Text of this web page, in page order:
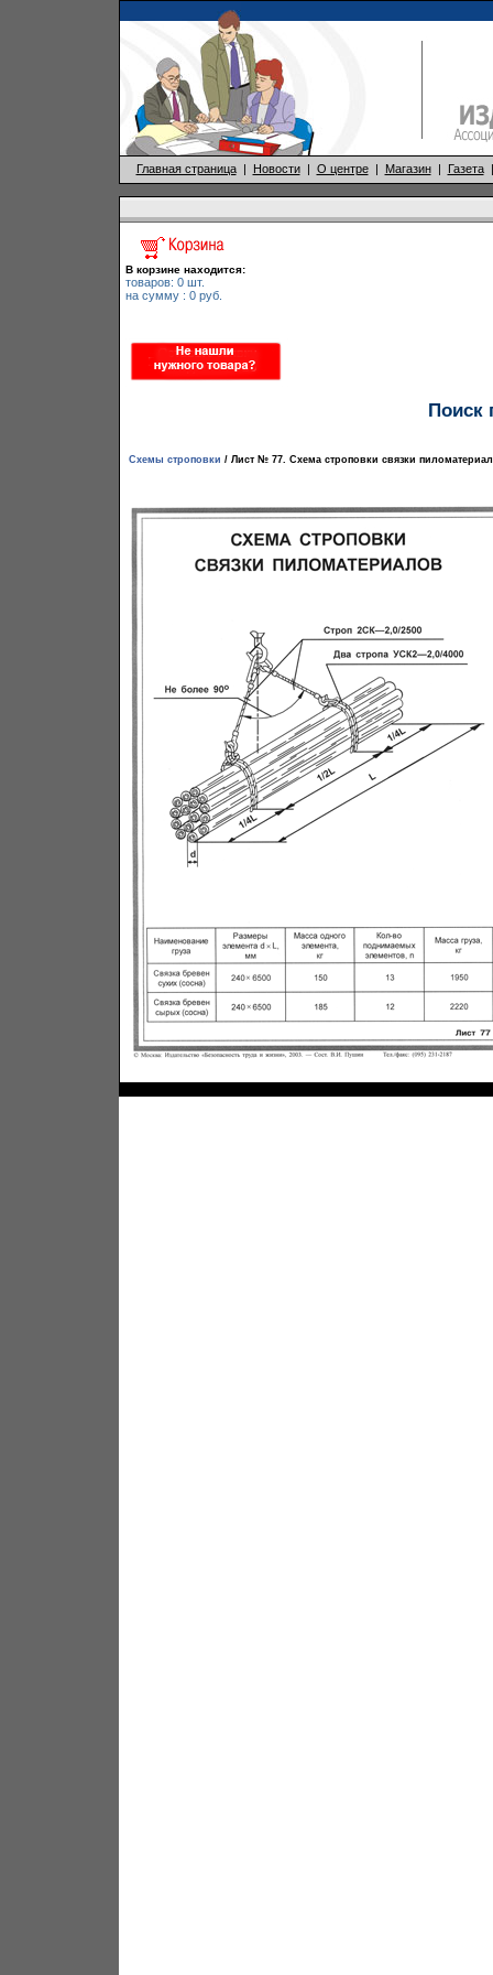
Главная страница| Новости| О центре| Магазин| Газета
Поиск
Схемы строповки / Лист № 77. Схема строповки связки